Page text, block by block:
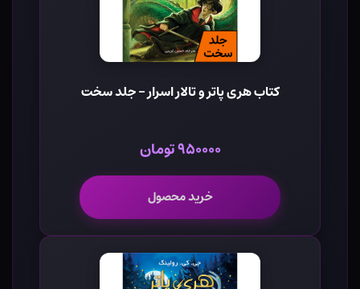
کتاب هری پاتر و تالار اسرار - جلد سخت
۹۵۰۰۰۰ تومان
خرید محصول